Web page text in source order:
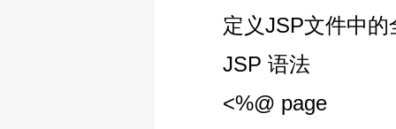
定义JSP文件中的
JSP 语法
<%@ page